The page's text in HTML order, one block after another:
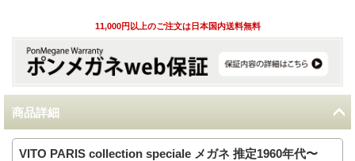
11,000円以上のご注文は日本国内送料無料
商品詳細
VITO PARIS collection speciale メガネ 推定1960年代〜